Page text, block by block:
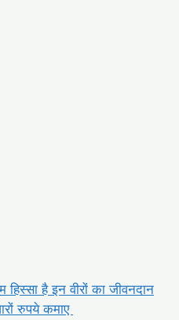
है इन वीरों का जीवनदान
रुपये कमाए